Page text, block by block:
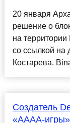
20 января
решение о
на
со ссылкой на
Костарева.
Создатель
«АААА-игры»